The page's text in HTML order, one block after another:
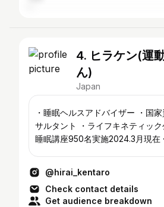
4. ヒラケン(運
ん)
Japan
・睡眠ヘルスアドバイザー ・国
サルタント ・ライフキネティッ
睡眠講座950名実施2024.3月現在
点以上の方は至急ご相談ください🏃‍♂
@hirai_kentaro
Check contact details
Get audience breakdown